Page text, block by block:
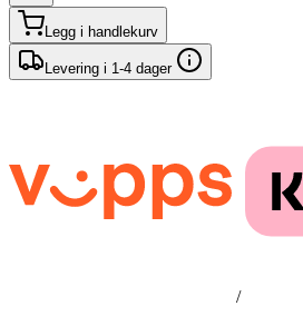
Legg i handlekurv
Levering i 1-4 dager
/